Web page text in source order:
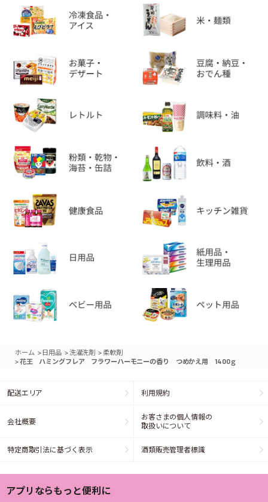
ホーム > 日用品 >洗濯洗剤 >柔軟剤
>花王 ハミングフレア フラワーハーモニーの香り つめかえ用 1400ｇ
配送エリア 利用規約
会社概要
お客さまの個人情報の
取扱いについて
特定商取引法に基づく表示 酒類販売管理者標識
アプリならもっと便利に